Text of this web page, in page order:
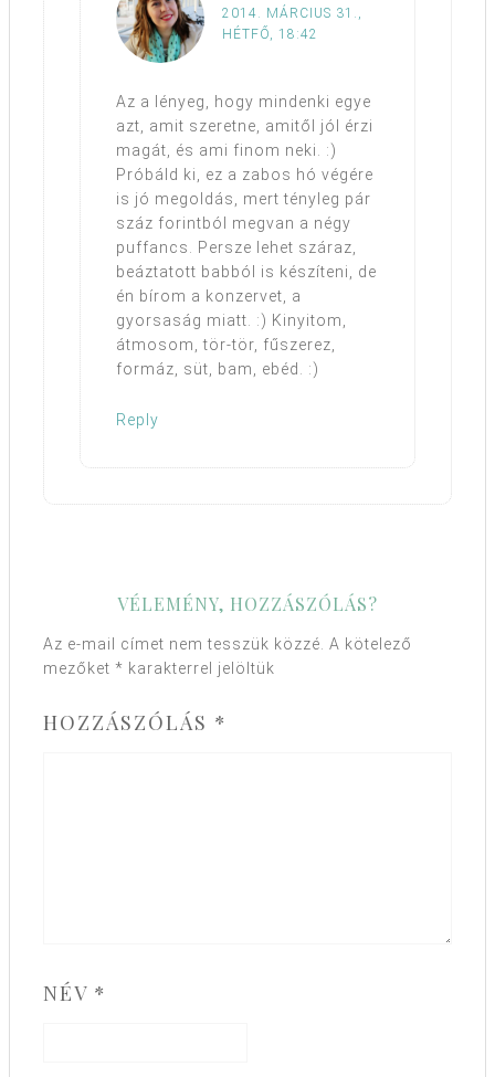
2014. MÁRCIUS 31.,
HÉTFŐ, 18:42
Az a lényeg, hogy mindenki egye
azt, amit szeretne, amitől jól érzi
magát, és ami finom neki. :)
Próbáld ki, ez a zabos hó végére
is jó megoldás, mert tényleg pár
száz forintból megvan a négy
puffancs. Persze lehet száraz,
beáztatott babból is készíteni, de
én bírom a konzervet, a
gyorsaság miatt. :) Kinyitom,
átmosom, tör-tör, fűszerez,
formáz, süt, bam, ebéd. :)
Reply
VÉLEMÉNY, HOZZÁSZÓLÁS?
Az e-mail címet nem tesszük közzé. A kötelező
mezőket * karakterrel jelöltük
HOZZÁSZÓLÁS *
NÉV *